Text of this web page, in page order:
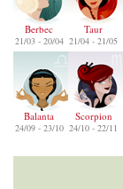
Berbec
21/03 - 20/04
Taur
21/04 - 21/05
Balanta
24/09 - 23/10
Scorpion
24/10 - 22/11